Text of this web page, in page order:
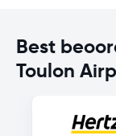
Best
Toulon